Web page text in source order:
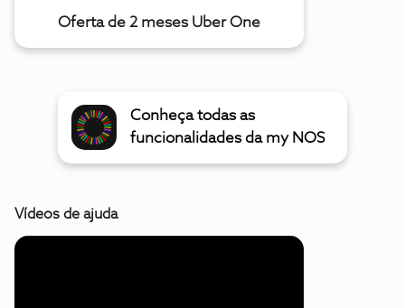
Oferta de 2 meses Uber One
Conheça todas as
funcionalidades da my NOS
Vídeos de ajuda